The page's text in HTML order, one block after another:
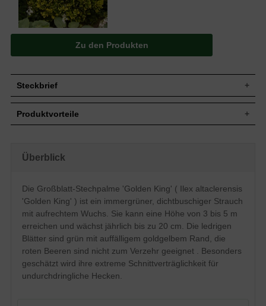
Zu den Produkten
Steckbrief
Zuwachs
Wuchsform
Blatt
goldgelbem Rand, bis zu 6 cm lang
Rote kugelige Beeren, nicht zum Verzehr
geeignet
Blüte
Weiß, im Mai
Boden
Mäßig trockene bis frische, humose
Untergründe
Standort
Sonnig bis halbschattig
Verwendung
Heckenpflanze, Solitärelement,
Produktvorteile
robust
trockenheitsresistent
bildet undurchdringliche Hecken
verträgt keine Staunässe
beschränkt frosthart
Überblick
Die Großblatt-Stechpalme 'Golden King' ( Ilex altaclerensis
'Golden King' ) ist ein immergrüner, dichtbuschiger Strauch
mit aufrechtem Wuchs. Sie kann eine Höhe von 3 bis 5 m
erreichen und wächst jährlich bis zu 20 cm. Die ledrigen
Blätter sind grün mit auffälligem goldgelbem Rand, die
roten Beeren sind nicht zum Verzehr geeignet . Besonders
geschätzt wird ihre extreme Schnittverträglichkeit für
undurchdringliche Hecken.